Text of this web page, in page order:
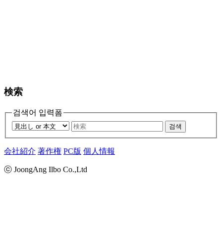
検索
검색어 입력폼
검색
会社紹介 著作権 PC版 個人情報
ⓒ JoongAng Ilbo Co.,Ltd